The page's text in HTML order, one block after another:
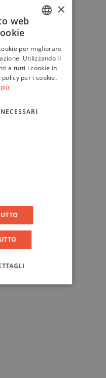
ENGLISH
×
web
per migliorare
Utilizzando il
a tutti i cookie in
per i cookie.